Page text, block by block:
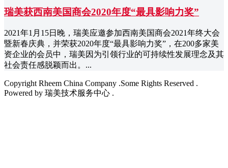
瑞美获西南美国商会2020年度“最具影响力奖”
2021年1月15日晚，瑞美应邀参加西南美国商会2021年终大会
暨新春庆典，并荣获2020年度“最具影响力奖”，在200多家美
资企业的会员中，瑞美因为引领行业的可持续性发展理念及其
社会责任感脱颖而出。...
Copyright Rheem China Company .Some Rights Reserved .
Powered by 瑞美技术服务中心 .